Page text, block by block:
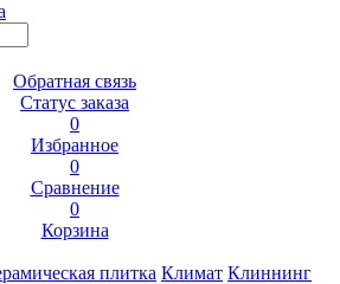
Обратная связь
Статус заказа
0
Избранное
0
Сравнение
0
Корзина
плитка Климат Клиннинг